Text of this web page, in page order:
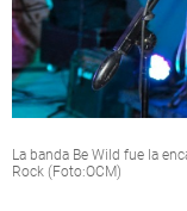
La banda Be Wild fue la
Rock (Foto:OCM)